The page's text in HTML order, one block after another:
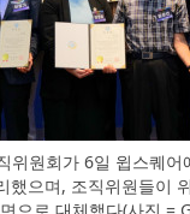
위원회가 6일 윕스퀘
했으며, 조직위원들이